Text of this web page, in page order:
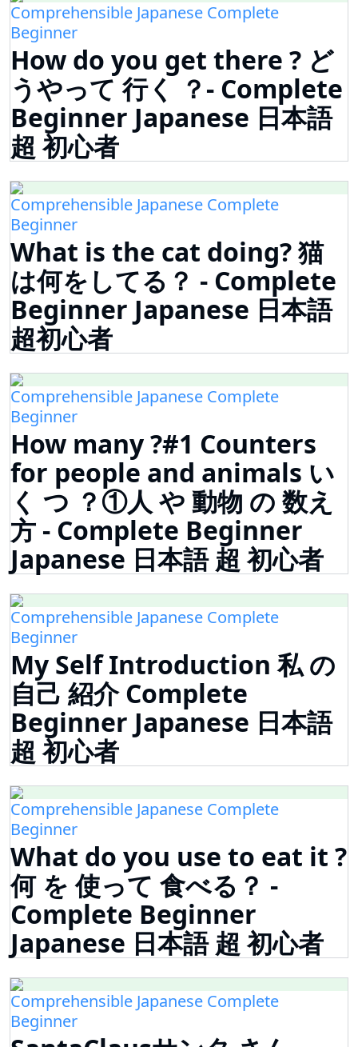
Comprehensible Japanese Complete
Beginner
How do you get there ? ど
うやって 行く ？- Complete
Beginner Japanese 日本語
超 初心者
Comprehensible Japanese Complete
Beginner
What is the cat doing? 猫
は何をしてる？ - Complete
Beginner Japanese 日本語
超初心者
Comprehensible Japanese Complete
Beginner
How many ?#1 Counters
for people and animals い
く つ ？①人 や 動物 の 数え
方 - Complete Beginner
Japanese 日本語 超 初心者
Comprehensible Japanese Complete
Beginner
My Self Introduction 私 の
自己 紹介 Complete
Beginner Japanese 日本語
超 初心者
Comprehensible Japanese Complete
Beginner
What do you use to eat it ?
何 を 使って 食べる？ -
Complete Beginner
Japanese 日本語 超 初心者
Comprehensible Japanese Complete
Beginner